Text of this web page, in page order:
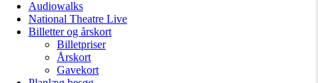
Audiowalks
National Theatre Live
Billetter og årskort
Billetpriser
Årskort
Gavekort